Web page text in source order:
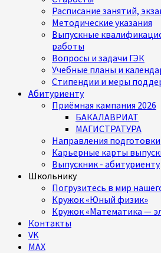
Расписание занятий,
Методические указания
Выпускные
работы
Вопросы и задачи ГЭК
Учебные планы и
Стипендии и меры
Абитуриенту
Приёмная кампания 2026
БАКАЛАВРИАТ
МАГИСТРАТУРА
Направления подготовки
Карьерные карты
Выпускник - абитуриенту
Школьнику
Погрузитесь в мир
Кружок «Юный физик»
Кружок «Математика —
Контакты
VK
MAX